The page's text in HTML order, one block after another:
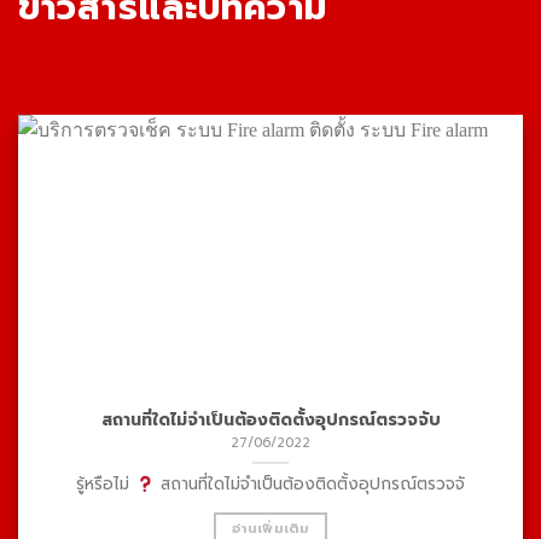
สถานที่ใดไม่จำเป็นต้องติดตั้งอุปกรณ์ตรวจจับ
27/06/2022
รู้หรือไม่ สถานที่ใดไม่จำเป็นต้องติดตั้งอุปกรณ์ตรวจจั
อ่านเพิ่มเติม